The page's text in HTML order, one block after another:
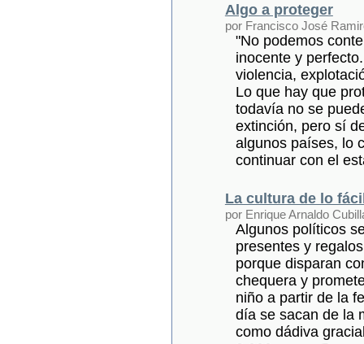
Algo a proteger
por Francisco José
"No podemos
inocente y
violencia,
Lo que hay que
todavía no se
extinción, pero sí
algunos países, lo
continuar con el
La cultura de lo
por Enrique Arnaldo
Algunos políticos
presentes y
porque disparan
chequera y
niño a partir de la
día se sacan de la
como dádiva